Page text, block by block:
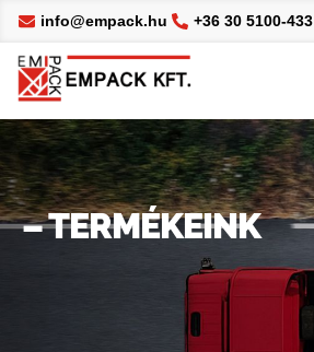
info@empack.hu +36 30 5100-433
– TERMÉKEINK